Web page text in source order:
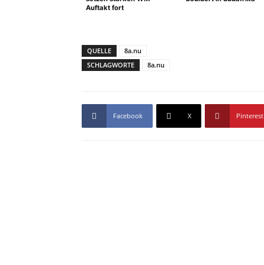
Auftakt fort
QUELLE
8a.nu
SCHLAGWORTE
8a.nu
Facebook X Pinterest